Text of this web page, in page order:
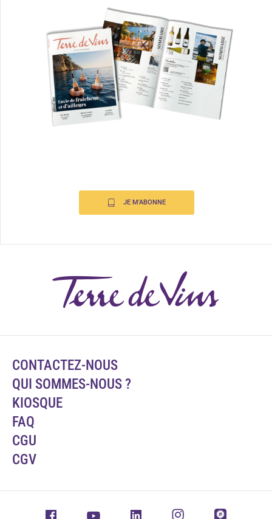
JE M'ABONNE
CONTACTEZ-NOUS
QUI SOMMES-NOUS ?
KIOSQUE
FAQ
CGU
CGV